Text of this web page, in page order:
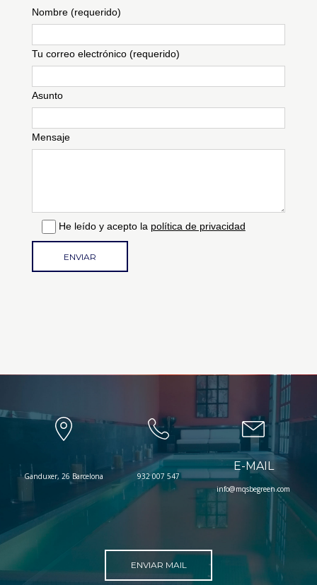
armonia con la naturaleza , por ello
estamos ante un proyecto que
combina a la perfección lo racional
con lo natural , que busca entablar un
dialogo enriquecedor con el paisaje.
Nombre (requerido)
Tu correo electrónico (requerido)
Asunto
Mensaje
He leído y acepto la política de privacidad
Ganduxer, 26 Barcelona 932 007 547
E-MAIL
info@mqsbegreen.com
ENVIAR MAIL